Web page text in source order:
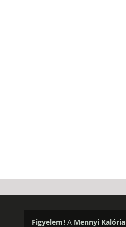
Figyelem! A Mennyi Kalória